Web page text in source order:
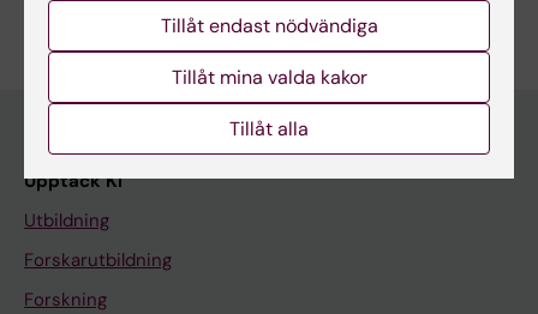
Upptäck KI
Utbildning
Forskarutbildning
Forskning
Tillåt endast nödvändiga
Tillåt mina valda kakor
Tillåt alla